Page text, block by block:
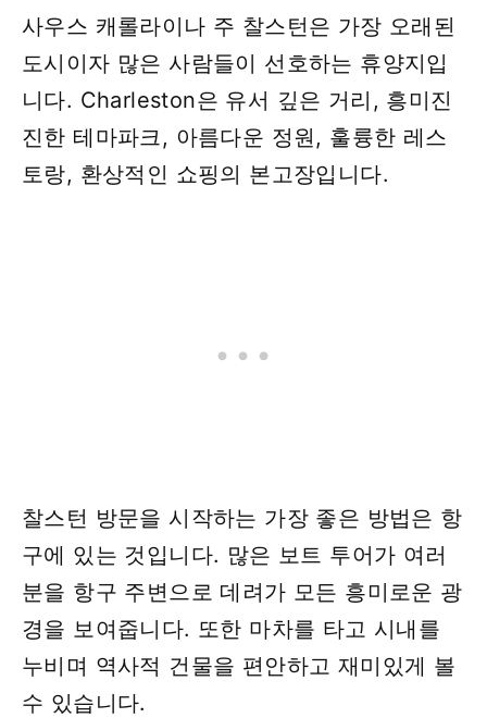
사우스 캐롤라이나 주 찰스턴은 가장 오래된
도시이자 많은 사람들이 선호하는 휴양지입
니다. Charleston은 유서 깊은 거리, 흥미진
진한 테마파크, 아름다운 정원, 훌륭한 레스
토랑, 환상적인 쇼핑의 본고장입니다.
찰스턴 방문을 시작하는 가장 좋은 방법은 항
구에 있는 것입니다. 많은 보트 투어가 여러
분을 항구 주변으로 데려가 모든 흥미로운 광
경을 보여줍니다. 또한 마차를 타고 시내를
누비며 역사적 건물을 편안하고 재미있게 볼
수 있습니다.